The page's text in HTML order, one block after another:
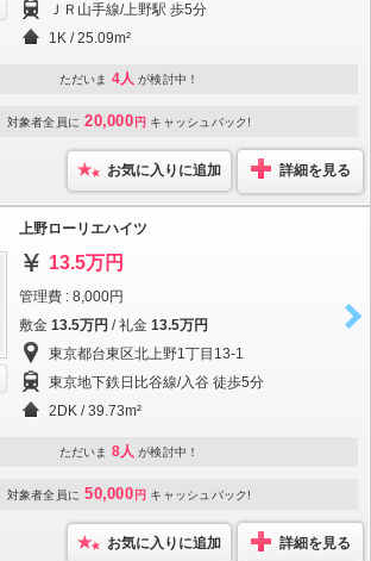
ＪＲ山手線/上野駅 歩5分
1K / 25.09m²
ただいま 4人 が検討中！
対象者全員に 20,000 円 キャッシュバック!
お気に入りに追加 詳細を見る
上野ローリエハイツ
13.5万円
管理費 : 8,000円
敷金 13.5万円 / 礼金 13.5万円
東京都台東区北上野1丁目13-1
東京地下鉄日比谷線/入谷 徒歩5分
2DK / 39.73m²
ただいま 8人 が検討中！
対象者全員に 50,000 円 キャッシュバック!
お気に入りに追加 詳細を見る